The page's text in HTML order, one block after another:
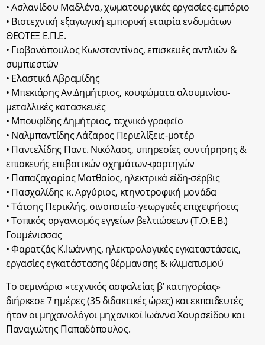
• Ασλανίδου Μαδλένα, χωματουργικές εργασίες-εμπόριο
• Βιοτεχνική εξαγωγική εμπορική εταιρία ενδυμάτων
ΘΕΟΤΕΞ Ε.Π.Ε.
• Γιοβανόπουλος Κωνσταντίνος, επισκευές αντλιών &
συμπιεστών
• Ελαστικά Αβραμίδης
• Μπεκιάρης Αν.Δημήτριος, κουφώματα αλουμινίου-
μεταλλικές κατασκευές
• Μπουφίδης Δημήτριος, τεχνικό γραφείο
• Ναλμπαντίδης Λάζαρος Περιελίξεις-μοτέρ
• Παντελίδης Παντ. Νικόλαος, υπηρεσίες συντήρησης &
επισκευής επιβατικών οχημάτων-φορτηγών
• Παπαζαχαρίας Ματθαίος, ηλεκτρικά είδη-σέρβις
• Πασχαλίδης κ. Αργύριος, κτηνοτροφική μονάδα
• Τάτσης Περικλής, οινοποιείο-γεωργικές επιχειρήσεις
• Τοπικός οργανισμός εγγείων βελτιώσεων (Τ.Ο.Ε.Β.)
Γουμένισσας
• Φαρατζάς Κ.Ιωάννης, ηλεκτρολογικές εγκαταστάσεις,
εργασίες εγκατάστασης θέρμανσης & κλιματισμού
Το σεμινάριο «τεχνικός ασφαλείας β’ κατηγορίας»
διήρκεσε 7 ημέρες (35 διδακτικές ώρες) και εκπαιδευτές
ήταν οι μηχανολόγοι μηχανικοί Ιωάννα Χουρσεΐδου και
Παναγιώτης Παπαδόπουλος.